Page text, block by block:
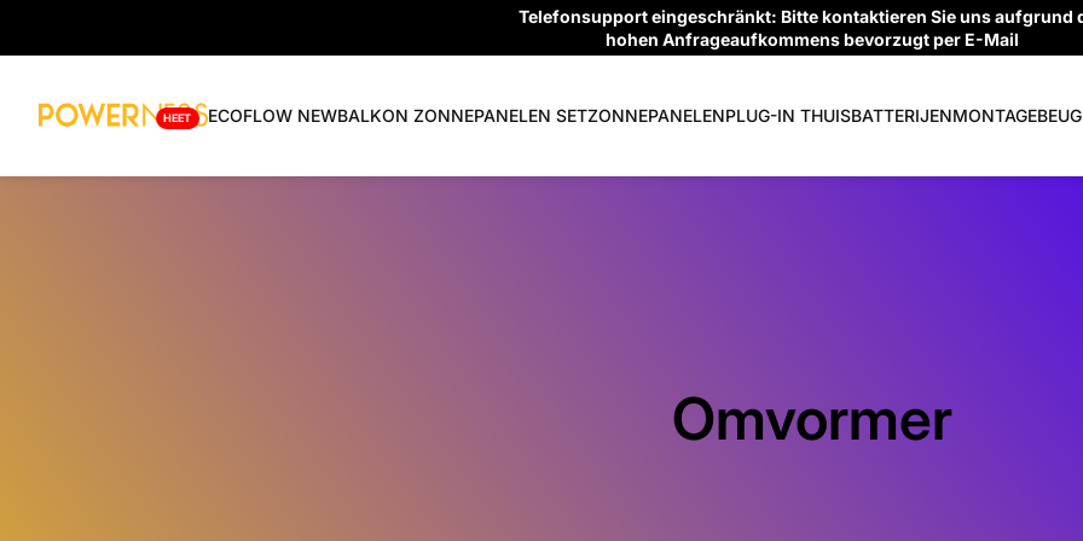
Telefonsupport eingeschränkt: Bitte kontaktieren Sie uns aufgrund
hohen Anfrageaufkommens bevorzugt per E-Mail
HEET ECOFLOW NEWBALKON ZONNEPANELEN SETZONNEPANELENPLUG-IN THUISBATTERIJEN
Omvormer